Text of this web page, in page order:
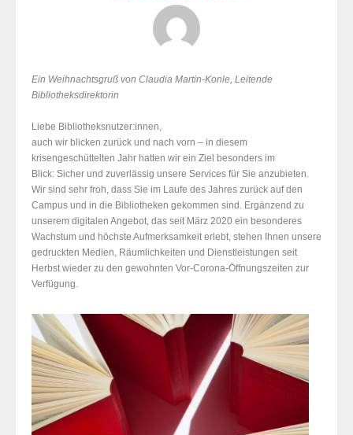
Ein Weihnachtsgruß von Claudia Martin-Konle, Leitende
Bibliotheksdirektorin
Liebe Bibliotheksnutzer:innen,
auch wir blicken zurück und nach vorn – in diesem
krisengeschüttelten Jahr hatten wir ein Ziel besonders im
Blick: Sicher und zuverlässig unsere Services für Sie anzubieten.
Wir sind sehr froh, dass Sie im Laufe des Jahres zurück auf den
Campus und in die Bibliotheken gekommen sind. Ergänzend zu
unserem digitalen Angebot, das seit März 2020 ein besonderes
Wachstum und höchste Aufmerksamkeit erlebt, stehen Ihnen unsere
gedruckten Medien, Räumlichkeiten und Dienstleistungen seit
Herbst wieder zu den gewohnten Vor-Corona-Öffnungszeiten zur
Verfügung.